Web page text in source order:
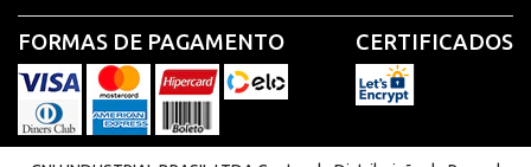
FORMAS DE PAGAMENTO CERTIFICADOS